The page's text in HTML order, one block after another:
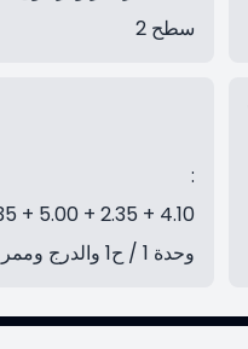
سطح 2
:
+ 5.00 + 2.35 + 4.10
وحدة 1 / ح1 والدرج وممر